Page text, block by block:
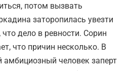
потом вызвать
заторопилась увезти
дело в ревности. Сорин
что причин несколько. В
амбициозный человек заперт